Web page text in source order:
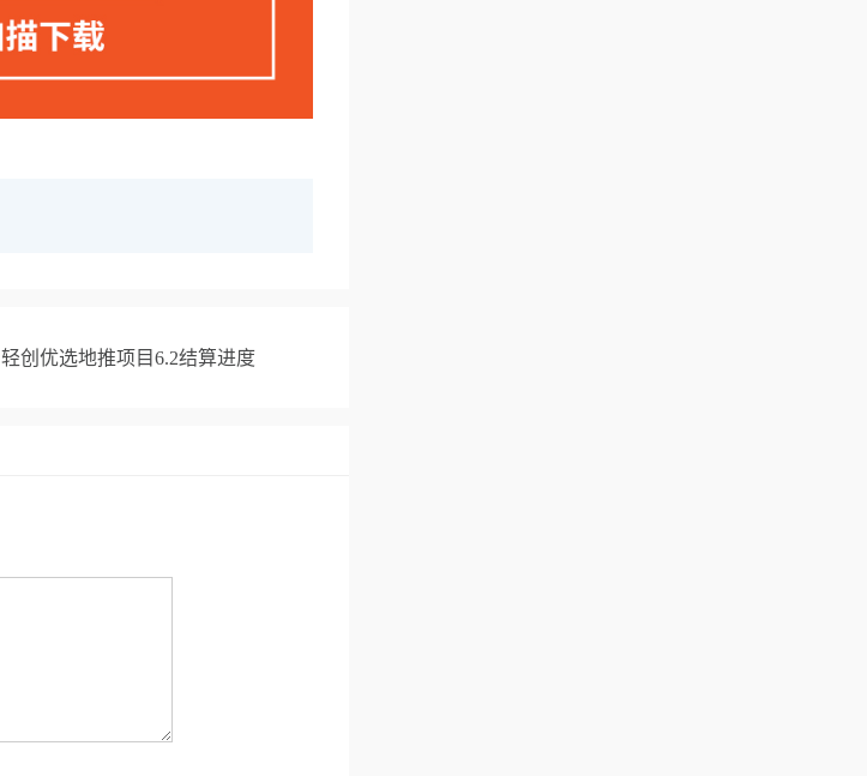
轻创优选地推项目6.2结算进度